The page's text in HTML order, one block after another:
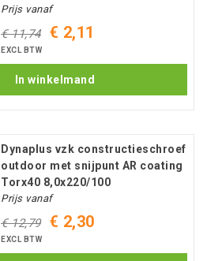
Prijs vanaf
€ 11,74 € 2,11
EXCL BTW
In winkelmand
Dynaplus vzk constructieschroef
outdoor met snijpunt AR coating
Torx40 8,0x220/100
Prijs vanaf
€ 12,79 € 2,30
EXCL BTW